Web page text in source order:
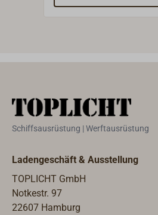
am Bolzenkopf kann ein
Schiffsausrüstung | Werftausrüstung
Ladengeschäft & Ausstellung
TOPLICHT GmbH
Notkestr. 97
22607 Hamburg